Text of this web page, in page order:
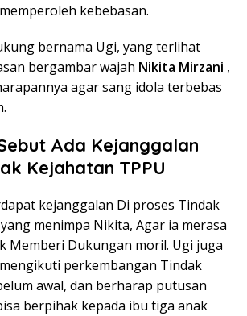
kebebasan.
bernama Ugi, yang terlihat
bergambar wajah Nikita Mirzani ,
agar sang idola terbebas
Ada Kejanggalan
Kejahatan TPPU
kejanggalan Di proses Tindak
menimpa Nikita, Agar ia merasa
Memberi Dukungan moril. Ugi juga
perkembangan Tindak
awal, dan berharap putusan
berpihak kepada ibu tiga anak